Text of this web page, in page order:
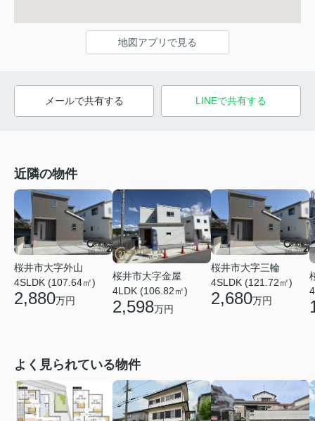
地図アプリで見る
メールで共有する LINEで共有する
近隣の物件
桜井市大字外山
4SLDK (107.64㎡)
2,880万円
桜井市大字金屋
4LDK (106.82㎡)
2,598万円
桜井市大字三輪
4SLDK (121.72㎡)
2,680万円
よく見られている物件